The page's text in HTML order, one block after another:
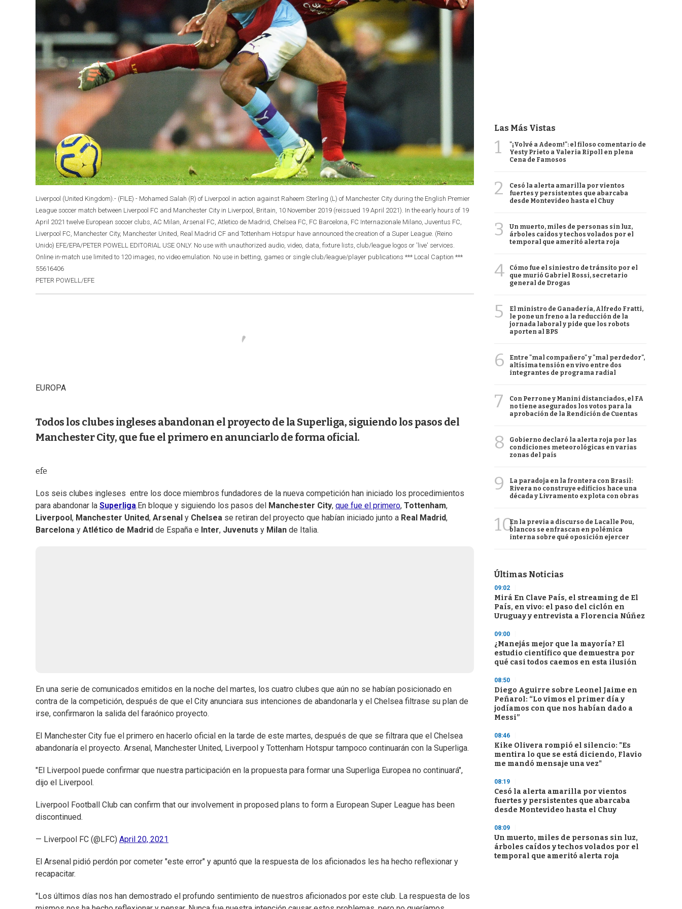
Liverpool (United Kingdom).- (FILE) - Mohamed Salah (R) of Liverpool in action against Raheem Sterling (L) of Manchester City during the English Premier
League soccer match between Liverpool FC and Manchester City in Liverpool, Britain, 10 November 2019 (reissued 19 April 2021). In the early hours of 19
April 2021 twelve European soccer clubs, AC Milan, Arsenal FC, Atletico de Madrid, Chelsea FC, FC Barcelona, FC Internazionale Milano, Juventus FC,
Liverpool FC, Manchester City, Manchester United, Real Madrid CF and Tottenham Hotspur have announced the creation of a Super League. (Reino
Unido) EFE/EPA/PETER POWELL EDITORIAL USE ONLY. No use with unauthorized audio, video, data, fixture lists, club/league logos or 'live' services.
Online in-match use limited to 120 images, no video emulation. No use in betting, games or single club/league/player publications *** Local Caption ***
55616406
PETER POWELL/EFE
EUROPA
Todos los clubes ingleses abandonan el proyecto de la Superliga, siguiendo los pasos del
Manchester City, que fue el primero en anunciarlo de forma oficial.
efe
Los seis clubes ingleses entre los doce miembros fundadores de la nueva competición han iniciado los procedimientos
para abandonar la Superliga.En bloque y siguiendo los pasos del Manchester City, que fue el primero, Tottenham,
Liverpool , Manchester United, Arsenal y Chelsea se retiran del proyecto que habían iniciado junto a Real Madrid,
Barcelona y Atlético de Madrid de España e Inter, Juvenuts y Milan de Italia.
En una serie de comunicados emitidos en la noche del martes, los cuatro clubes que aún no se habían posicionado en
contra de la competición, después de que el City anunciara sus intenciones de abandonarla y el Chelsea filtrase su plan de
irse, confirmaron la salida del faraónico proyecto.
El Manchester City fue el primero en hacerlo oficial en la tarde de este martes, después de que se filtrara que el Chelsea
abandonaría el proyecto. Arsenal, Manchester United, Liverpool y Tottenham Hotspur tampoco continuarán con la Superliga.
"El Liverpool puede confirmar que nuestra participación en la propuesta para formar una Superliga Europea no continuará",
dijo el Liverpool.
Liverpool Football Club can confirm that our involvement in proposed plans to form a European Super League has been
discontinued.
— Liverpool FC (@LFC) April 20, 2021
El Arsenal pidió perdón por cometer "este error" y apuntó que la respuesta de los aficionados les ha hecho reflexionar y
recapacitar.
"Los últimos días nos han demostrado el profundo sentimiento de nuestros aficionados por este club. La respuesta de los
Las Más Vistas
1
"¡Volvé a Adeom!": el filoso comentario de
Yesty Prieto a Valeria Ripoll en plena
Cena de Famosos
2
Cesó la alerta amarilla por vientos
fuertes y persistentes que abarcaba
desde Montevideo hasta el Chuy
3
Un muerto, miles de personas sin luz,
árboles caídos y techos volados por el
temporal que ameritó alerta roja
4
Cómo fue el siniestro de tránsito por el
que murió Gabriel Rossi, secretario
general de Drogas
5
El ministro de Ganadería, Alfredo Fratti,
le pone un freno a la reducción de la
jornada laboral y pide que los robots
aporten al BPS
6
Entre "mal compañero" y "mal perdedor",
altísima tensión en vivo entre dos
integrantes de programa radial
7
Con Perrone y Manini distanciados, el FA
no tiene asegurados los votos para la
aprobación de la Rendición de Cuentas
8
Gobierno declaró la alerta roja por las
condiciones meteorológicas en varias
zonas del país
9
La paradoja en la frontera con Brasil:
Rivera no construye edificios hace una
década y Livramento explota con obras
10En la previa a discurso de Lacalle Pou,
blancos se enfrascan en polémica
interna sobre qué oposición ejercer
Últimas Noticias
09:02
Mirá En Clave País, el streaming de El
País, en vivo: el paso del ciclón en
Uruguay y entrevista a Florencia Núñez
09:00
¿Manejás mejor que la mayoría? El
estudio científico que demuestra por
qué casi todos caemos en esta ilusión
08:50
Diego Aguirre sobre Leonel Jaime en
Peñarol: “Lo vimos el primer día y
jodíamos con que nos habían dado a
Messi”
08:46
Kike Olivera rompió el silencio: "Es
mentira lo que se está diciendo, Flavio
me mandó mensaje una vez"
08:19
Cesó la alerta amarilla por vientos
fuertes y persistentes que abarcaba
desde Montevideo hasta el Chuy
08:09
Un muerto, miles de personas sin luz,
árboles caídos y techos volados por el
temporal que ameritó alerta roja